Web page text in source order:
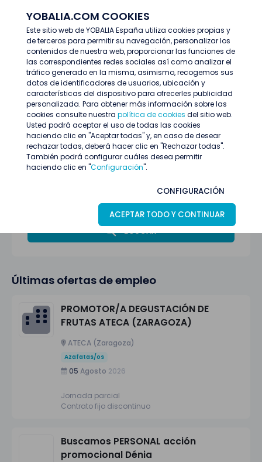
YOBALIA.COM COOKIES
Este sitio web de YOBALIA España utiliza cookies propias y
de terceros para permitir su navegación, personalizar los
contenidos de nuestra web, proporcionar las funciones de
las correspondientes redes sociales así como analizar el
tráfico generado en la misma, asimismo, recogemos sus
datos de identificadores de usuarios, ubicación y
características del dispositivo para ofrecerles publicidad
personalizada. Para obtener más información sobre las
cookies consulte nuestra política de cookies del sitio web.
Usted podrá aceptar el uso de todas las cookies
haciendo clic en "Aceptar todas" y, en caso de desear
rechazar todas, deberá hacer clic en "Rechazar todas".
También podrá configurar cuáles desea permitir
haciendo clic en "Configuración".
CONFIGURACIÓN
ACEPTAR TODO Y CONTINUAR
Últimas ofertas
Todas las provincias
BUSCAR
Últimas ofertas de empleo
PROMOTOR/A DEGUSTACIÓN DE
FRUTAS ATECA (ZARAGOZA)
ATECA (Zaragoza)
Azafatas/os
05 Agosto 2026
Jornada parcial
Contrato fijo discontinuo
Buscamos PERSONAL acción
promocional Dénia